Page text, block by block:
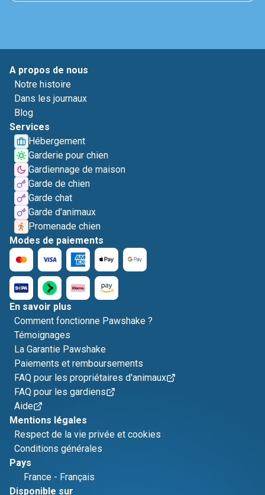
A propos de nous
Notre histoire
Dans les journaux
Blog
Services
Hébergement
Garderie pour chien
Gardiennage de maison
Garde de chien
Garde chat
Garde d'animaux
Promenade chien
Modes de paiements
En savoir plus
Comment fonctionne Pawshake ?
Témoignages
La Garantie Pawshake
Paiements et remboursements
FAQ pour les propriétaires d'animaux
FAQ pour les gardiens
Aide
Mentions légales
Respect de la vie privée et cookies
Conditions générales
Pays
France - Français
Disponible sur